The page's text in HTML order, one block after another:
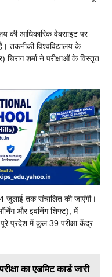
की आधिकारिक वेबसाइट पर
तकनीकी विश्वविद्यालय के
चिराग शर्मा ने परीक्षाओं के विस्तृत
जुलाई तक संचालित की जाएंगी।
और इवनिंग शिफ्ट), में
प्रदेश में कुल 39 परीक्षा केंद्र
का एडमिट कार्ड जारी